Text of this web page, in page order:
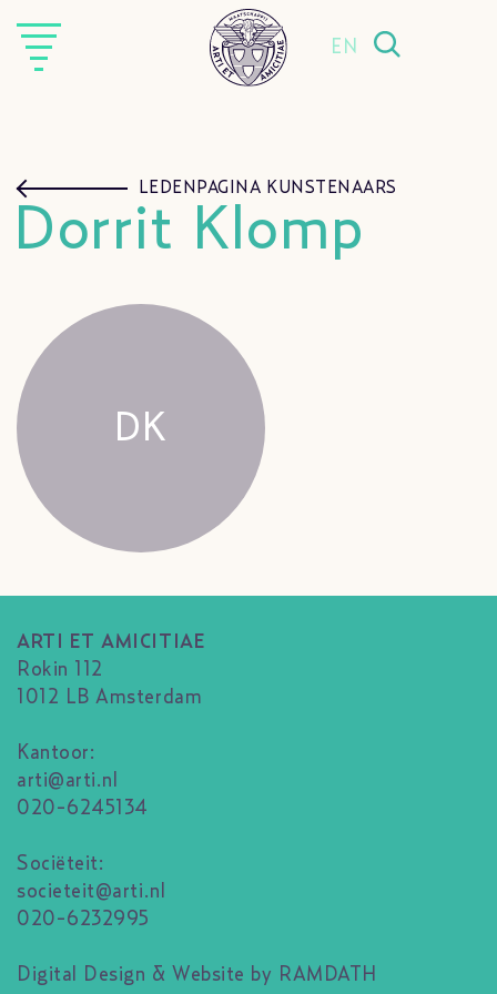
EN
LEDENPAGINA KUNSTENAARS
Dorrit Klomp
DK
ARTI ET AMICITIAE
Rokin 112
1012 LB Amsterdam
Kantoor:
arti@arti.nl
020-6245134
Sociëteit:
societeit@arti.nl
020-6232995
Digital Design & Website by RAMDATH